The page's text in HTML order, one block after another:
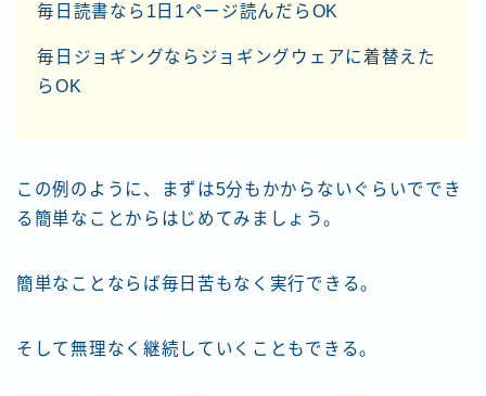
毎日読書なら1日1ページ読んだらOK
毎日ジョギングならジョギングウェアに着替えた
らOK
この例のように、まずは5分もかからないぐらいででき
る簡単なことからはじめてみましょう。
簡単なことならば毎日苦もなく実行できる。
そして無理なく継続していくこともできる。